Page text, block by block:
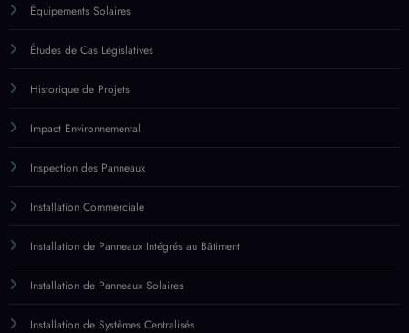
Inspection des Panneaux
Installation Commerciale
Installation de Panneaux Intégrés au Bâtiment
Installation de Panneaux Solaires
Installation de Systèmes Centralisés
Installation de Systèmes Décentralisés
Installation Résidentielle
Inverseurs
Maintenance Corrective